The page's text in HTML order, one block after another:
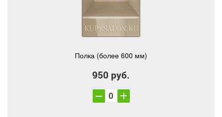
Полка (более 600 мм)
950 руб.